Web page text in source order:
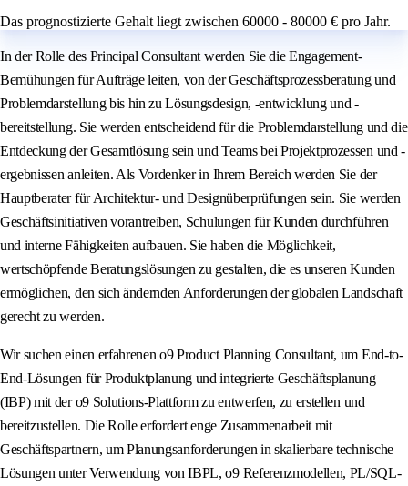
Das prognostizierte Gehalt liegt zwischen 60000 - 80000 € pro Jahr.
In der Rolle des Principal Consultant werden Sie die Engagement-
Bemühungen für Aufträge leiten, von der Geschäftsprozessberatung und
Problemdarstellung bis hin zu Lösungsdesign, -entwicklung und -
bereitstellung. Sie werden entscheidend für die Problemdarstellung und die
Entdeckung der Gesamtlösung sein und Teams bei Projektprozessen und -
ergebnissen anleiten. Als Vordenker in Ihrem Bereich werden Sie der
Hauptberater für Architektur- und Designüberprüfungen sein. Sie werden
Geschäftsinitiativen vorantreiben, Schulungen für Kunden durchführen
und interne Fähigkeiten aufbauen. Sie haben die Möglichkeit,
wertschöpfende Beratungslösungen zu gestalten, die es unseren Kunden
ermöglichen, den sich ändernden Anforderungen der globalen Landschaft
gerecht zu werden.
Wir suchen einen erfahrenen o9 Product Planning Consultant, um End-to-
End-Lösungen für Produktplanung und integrierte Geschäftsplanung
(IBP) mit der o9 Solutions-Plattform zu entwerfen, zu erstellen und
bereitzustellen. Die Rolle erfordert enge Zusammenarbeit mit
Geschäftspartnern, um Planungsanforderungen in skalierbare technische
Lösungen unter Verwendung von IBPL, o9 Referenzmodellen, PL/SQL-